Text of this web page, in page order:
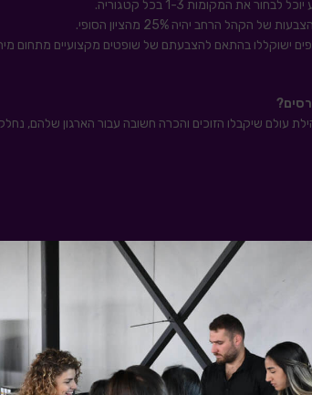
לבחור את המקומות 1-3 בכל קטגוריה.
של הקהל הרחב יהיה 25% מהציון הסופי.
עולם שיקבלו הזוכים והכרה חשובה עבור הארגון שלהם, נחלק גביע מיוחד